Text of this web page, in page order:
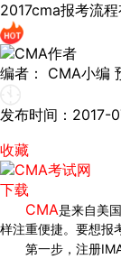
2017cma报考流
编者： CMA小编
发布时间：2017-
收藏
下载
CMA是来自美
样注重便捷。要想报
第一步，注册